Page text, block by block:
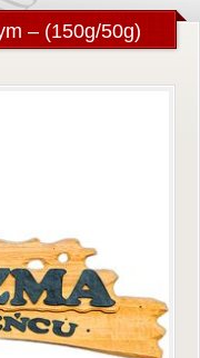
– (150g/50g)